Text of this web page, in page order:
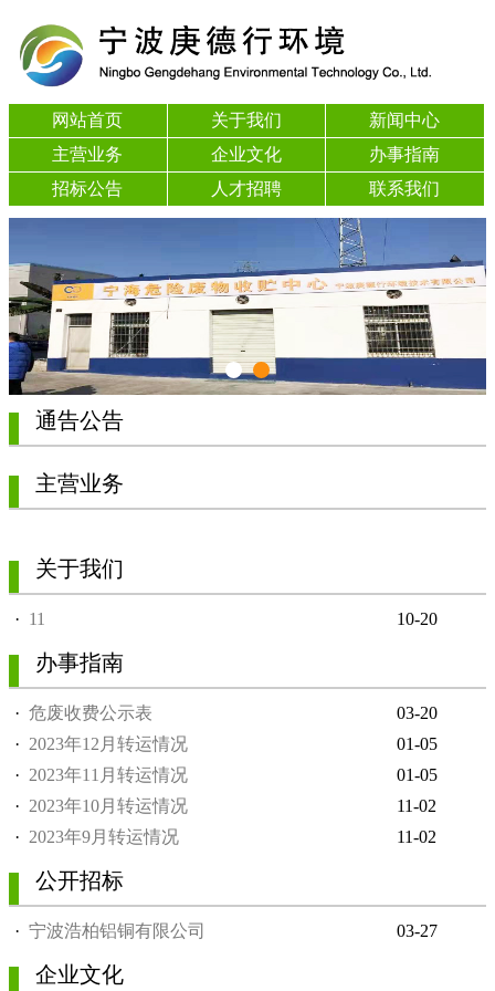
网站首页 关于我们
新闻中心
主营业务
企业文化
办事指南
招标公告
人才招聘 联系我们
通告公告
主营业务
关于我们
· 11 10-20
办事指南
· 危废收费公示表
03-20
· 2023年12月转运情况
01-05
· 2023年11月转运情况
01-05
· 2023年10月转运情况
11-02
· 2023年9月转运情况 11-02
公开招标
· 宁波浩柏铝铜有限公司 03-27
企业文化